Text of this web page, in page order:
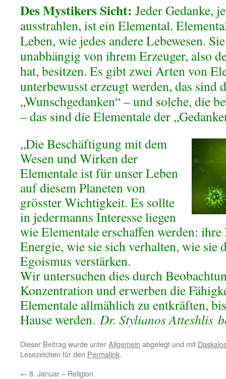
Des Mystikers Sicht: Jeder Gedanke,
ausstrahlen, ist ein Elemental.
Leben, wie jedes andere Lebewesen.
unabhängig von ihrem Erzeuger, also
hat, besitzen. Es gibt zwei Arten von
unterbewusst erzeugt werden, das sind
„Wunschgedanken“ – und solche, die
– das sind die Elementale der
„Die Beschäftigung mit dem
Wesen und Wirken der
Elementale ist für unser Leben
auf diesem Planeten von
grösster Wichtigkeit. Es sollte
in jedermanns Interesse liegen
wie Elementale erschaffen werden:
Energie, wie sie sich verhalten, wie sie
Egoismus verstärken.
Wir untersuchen dies durch
Konzentration und erwerben die
Elementale allmählich zu entkräften,
Hause werden.Dr. Stylianos Atteshlis
Dieser Beitrag wurde unterAllgemein abgelegt und mit
Lesezeichen für den Permalink.
← 8. Januar – Religion